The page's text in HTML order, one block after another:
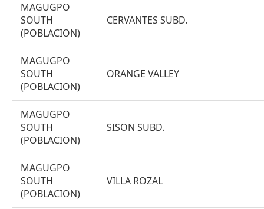
MAGUGPO
SOUTH
(POBLACION)
CERVANTES SUBD.
MAGUGPO
SOUTH
(POBLACION)
ORANGE VALLEY
MAGUGPO
SOUTH
(POBLACION)
SISON SUBD.
MAGUGPO
SOUTH
(POBLACION)
VILLA ROZAL